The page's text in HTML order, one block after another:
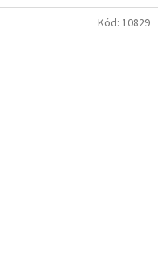
Kód: 10829